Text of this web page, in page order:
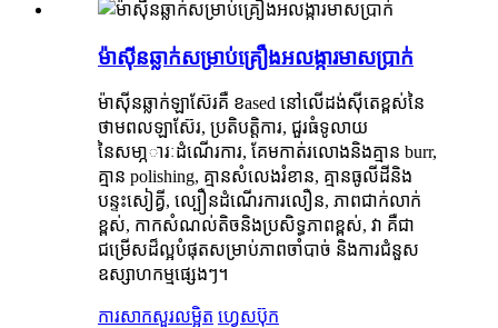
ម៉ាស៊ីនឆ្លាក់សម្រាប់គ្រឿងអលង្ការមាសប្រាក់
ម៉ាស៊ីនឆ្លាក់ឡាស៊ែរគឺ ខased នៅលើដង់ស៊ីតេខ្ពស់នៃ
ថាមពលឡាស៊ែរ, ប្រតិបត្តិការ, ជួរធំទូលាយ
នៃសមា្ភារៈដំណើរការ, គែមកាត់រលោងនិងគ្មាន burr,
គ្មាន polishing, គ្មានសំលេងរំខាន, គ្មានធូលីដីនិង
បន្ទះសៀគ្វី, ល្បឿនដំណើរការលឿន, ភាពជាក់លាក់
ខ្ពស់, កាកសំណល់តិចនិងប្រសិទ្ធភាពខ្ពស់, វា គឺជា
ជម្រើសដ៏ល្អបំផុតសម្រាប់ភាពចាំបាច់ និងការជំនួស
ឧស្សាហកម្មផ្សេងៗ។
ការសាកសួរលម្អិត ហ្វេសប៊ុក